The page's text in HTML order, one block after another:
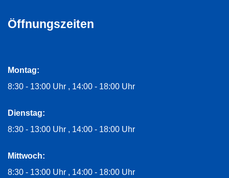
Öffnungszeiten
Montag:
8:30 - 13:00 Uhr
14:00 - 18:00 Uhr
Dienstag:
8:30 - 13:00 Uhr
14:00 - 18:00 Uhr
Mittwoch:
8:30 - 13:00 Uhr
14:00 - 18:00 Uhr